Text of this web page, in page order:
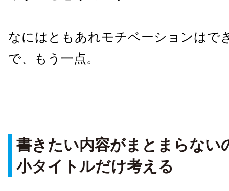
なにはともあれモチベーションはで
で、もう一点。
書きたい内容がまとまらない
小タイトルだけ考える